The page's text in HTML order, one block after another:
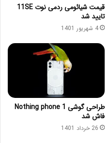
قیمت شیائومی ردمی نوت 11SE
تایید شد
4 شهریور 1401
طراحی گوشی Nothing phone 1
فاش شد
26 خرداد 1401